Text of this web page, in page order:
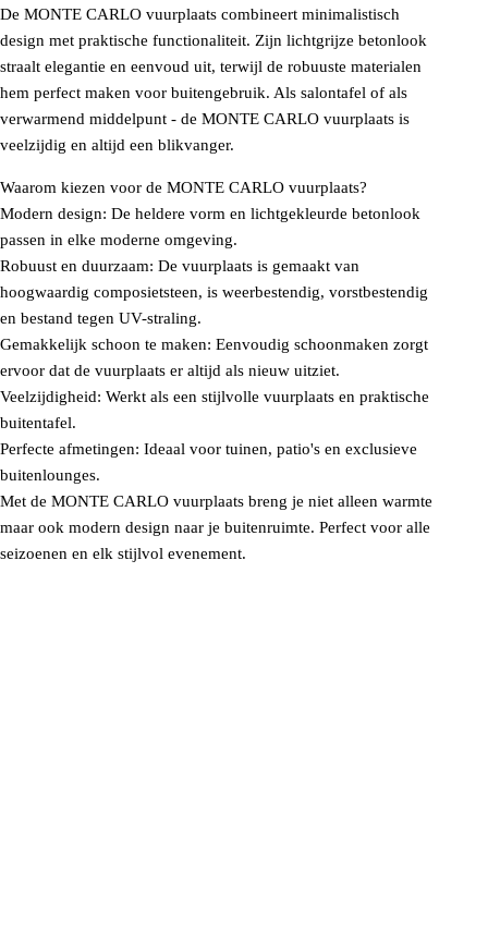
De MONTE CARLO vuurplaats combineert minimalistisch
design met praktische functionaliteit. Zijn lichtgrijze betonlook
straalt elegantie en eenvoud uit, terwijl de robuuste materialen
hem perfect maken voor buitengebruik. Als salontafel of als
verwarmend middelpunt - de MONTE CARLO vuurplaats is
veelzijdig en altijd een blikvanger.
Waarom kiezen voor de MONTE CARLO vuurplaats?
Modern design: De heldere vorm en lichtgekleurde betonlook
passen in elke moderne omgeving.
Robuust en duurzaam: De vuurplaats is gemaakt van
hoogwaardig composietsteen, is weerbestendig, vorstbestendig
en bestand tegen UV-straling.
Gemakkelijk schoon te maken: Eenvoudig schoonmaken zorgt
ervoor dat de vuurplaats er altijd als nieuw uitziet.
Veelzijdigheid: Werkt als een stijlvolle vuurplaats en praktische
buitentafel.
Perfecte afmetingen: Ideaal voor tuinen, patio's en exclusieve
buitenlounges.
Met de MONTE CARLO vuurplaats breng je niet alleen warmte
maar ook modern design naar je buitenruimte. Perfect voor alle
seizoenen en elk stijlvol evenement.